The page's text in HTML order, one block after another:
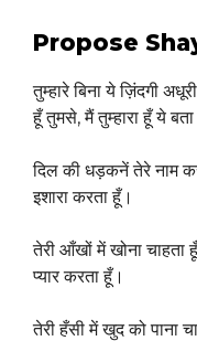
Propose
तुम्हारे बिना ये ज़िंदगी
हूँ तुमसे, मैं तुम्हारा हूँ ये बता
दिल की धड़कनें तेरे नाम
इशारा करता हूँ।
तेरी आँखों में खोना
प्यार करता हूँ।
तेरी हँसी में खुद को पाना